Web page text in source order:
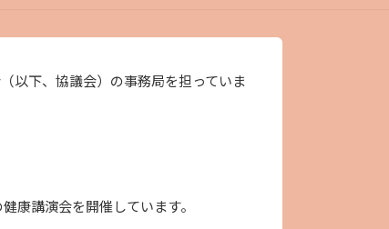
以下、協議会）の事務局を担っていま
康講演会を開催しています。